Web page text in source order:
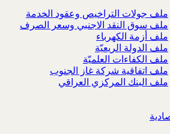
ملف جولات التراخيص وعقود الخدمة
ملف سوق النقد الاجنبي وسعر الصرف
ملف أزمة الكهرباء
ملف الدولة الريعيّة
ملف الكفاءات العلميّة
ملف اتفاقية شركة غاز الجنوب
ملف البنك المركزي العراقي